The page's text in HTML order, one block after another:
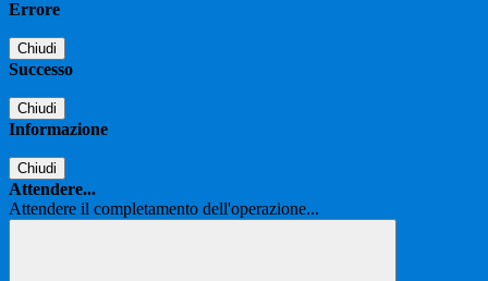
Errore
Chiudi
Successo
Chiudi
Informazione
Chiudi
Attendere...
Attendere il completamento dell'operazione...